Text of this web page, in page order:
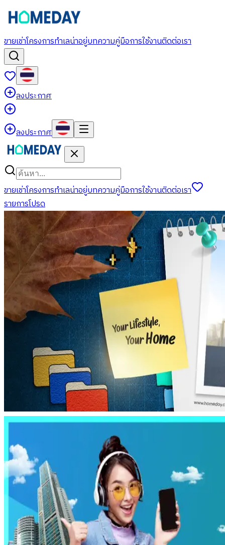
ขายเช่าโครงการทำเลน่าอยู่บทความคู่มือการใช้งานติดต่อเรา
ลงประกาศ
ลงประกาศ
ขายเช่าโครงการทำเลน่าอยู่บทความคู่มือการใช้งานติดต่อเรา
รายการโปรด